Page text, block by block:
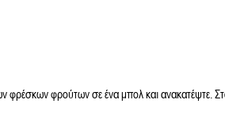
φρέσκων φρούτων σε ένα μπολ και ανακατέψτε.